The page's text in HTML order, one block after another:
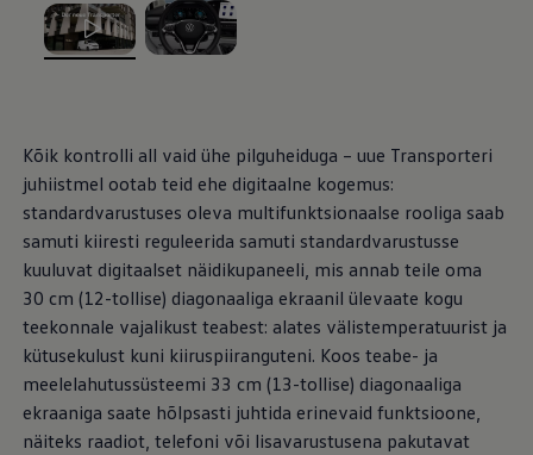
Mootoriõli ja töövedelikud
Veljed ja rehvid
Avarii- ja rikkeabi
Meelelahutus ja elektroonika
Isikupärastamine
Seinalaadija ja laadimiskaablid
Ringlussevõtt ja tagastamine
Tagasikutsumiskampaaniad
Hoiatus- ja märgutuled
Teie Volkswageni uusimad
Teie Volkswageni uusimad
Digitaalne juhend
myVolkswagen
Takata turvapadja ohutusalane tagasikutsumine
, /
Kõik kontrolli all vaid ühe pilguheiduga – uue Transporteri
juhiistmel ootab teid ehe digitaalne kogemus:
standardvarustuses oleva multifunktsionaalse rooliga saab
samuti kiiresti reguleerida samuti standardvarustusse
kuuluvat digitaalset näidikupaneeli, mis annab teile oma
30 cm (12-tollise) diagonaaliga ekraanil ülevaate kogu
teekonnale vajalikust teabest: alates välistemperatuurist ja
kütusekulust kuni kiiruspiiranguteni. Koos teabe- ja
meelelahutussüsteemi 33 cm (13-tollise) diagonaaliga
ekraaniga saate hõlpsasti juhtida erinevaid funktsioone,
näiteks raadiot, telefoni või lisavarustusena pakutavat